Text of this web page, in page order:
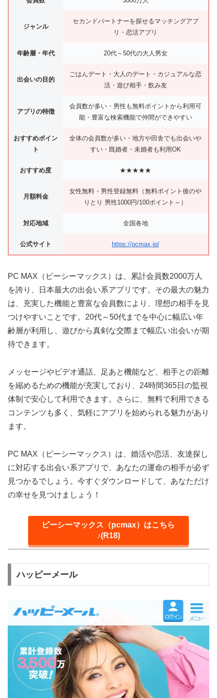
ジャンル
セカンドパートナーを探せるマッチングアプ
リ・恋活アプリ
年齢層・年代 20代～50代の大人男女
出会いの目的
ごはんデート・大人のデート・カジュアルな恋
活・遊び相手・飲み友
アプリの特徴
会員数が多い・男性も無料ポイントから利用可
能・豊富な検索機能で仲間ができやすい
おすすめポイン
ト
全体の会員数が多い・地方や田舎でも出会いや
すい・既婚者・未婚者も利用OK
おすすめ度 ★★★★★
月額料金
女性無料・男性登録無料（無料ポイント後のや
りとり 男性1000円/100ポイント～）
対応地域 全国各地
公式サイト https://pcmax.jp/
PC MAX（ピーシーマックス）は、累計会員数2000万人
を誇り、日本最大の出会い系アプリです。その最大の魅力
は、充実した機能と豊富な会員数により、理想の相手を見
つけやすいことです。20代～50代までを中心に幅広い年
齢層が利用し、遊びから真剣な交際まで幅広い出会いが期
待できます。
メッセージやビデオ通話、足あと機能など、相手との距離
を縮めるための機能が充実しており、24時間365日の監視
体制で安心して利用できます。さらに、無料で利用できる
コンテンツも多く、気軽にアプリを始められる魅力があり
ます。
PC MAX（ピーシーマックス）は、婚活や恋活、友達探し
に対応する出会い系アプリで、あなたの運命の相手が必ず
見つかるでしょう。今すぐダウンロードして、あなただけ
の幸せを見つけましょう！
ピーシーマックス（pcmax）はこちら
♪(R18)
ハッピーメール